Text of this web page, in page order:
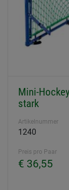
Mini-
stark
Artikelnummer
1240
Preis pro Paar
€ 36,55